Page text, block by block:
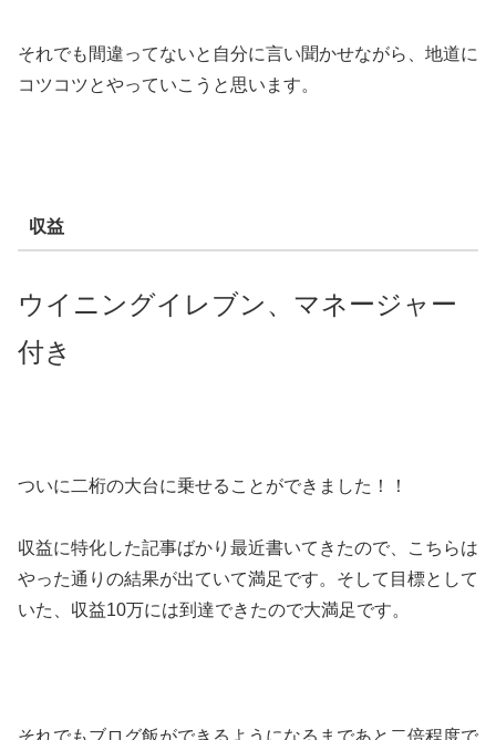
それでも間違ってないと自分に言い聞かせながら、地道に
コツコツとやっていこうと思います。
収益
ウイニングイレブン、マネージャー
付き
ついに二桁の大台に乗せることができました！！
収益に特化した記事ばかり最近書いてきたので、こちらは
やった通りの結果が出ていて満足です。そして目標として
いた、収益10万には到達できたので大満足です。
それでもブログ飯ができるようになるまであと二倍程度で